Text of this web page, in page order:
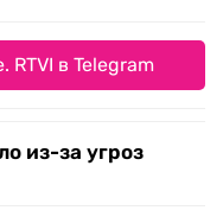
в Telegram
из-за угроз